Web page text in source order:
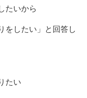
たいから
をしたい」と回答し
たい